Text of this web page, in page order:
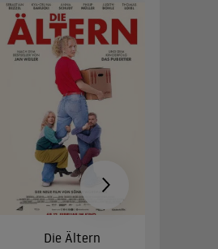
Die Ältern